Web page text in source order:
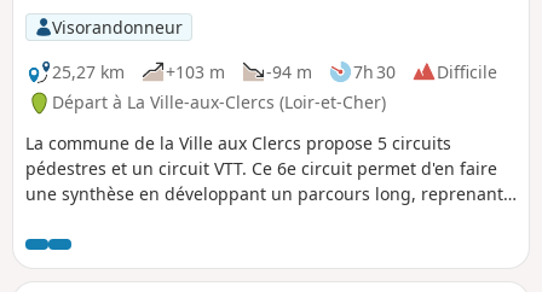
Visorandonneur
25,27 km
+103 m -94 m 7h 30
Difficile
Départ à La Ville-aux-Clercs (Loir-et-Cher)
La commune de la Ville aux Clercs propose 5 circuits
pédestres et un circuit VTT. Ce 6e circuit permet d'en faire
une synthèse en développant un parcours long, reprenant
boucle s'adresse aux randonneurs qui aiment les distances
un peu plus copieuses.